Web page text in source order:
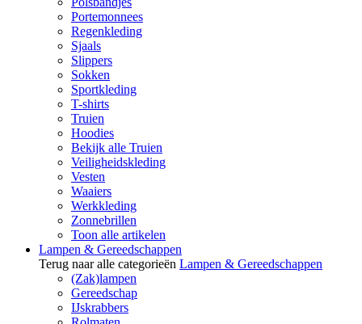
Portemonnees
Regenkleding
Sjaals
Slippers
Sokken
Sportkleding
T-shirts
Truien
Hoodies
Bekijk alle Truien
Veiligheidskleding
Vesten
Waaiers
Werkkleding
Zonnebrillen
Toon alle artikelen
Lampen & Gereedschappen
Terug naar alle categorieën Lampen & Gereedschappen
(Zak)lampen
Gereedschap
IJskrabbers